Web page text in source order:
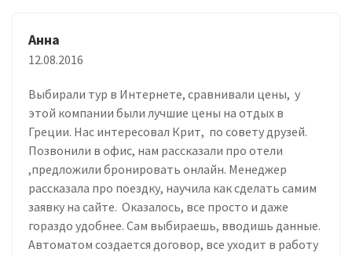
Анна
12.08.2016
Выбирали тур в Интернете, сравнивали цены, у
этой компании были лучшие цены на отдых в
Греции. Нас интересовал Крит, по совету друзей.
Позвонили в офис, нам рассказали про отели
,предложили бронировать онлайн. Менеджер
рассказала про поездку, научила как сделать самим
заявку на сайте. Оказалось, все просто и даже
гораздо удобнее. Сам выбираешь, вводишь данные.
Автоматом создается договор, все уходит в работу